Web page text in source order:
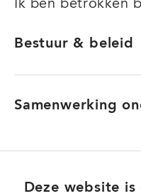
Ik ben betrokken
Bestuur & beleid
Samenwerking
Deze website